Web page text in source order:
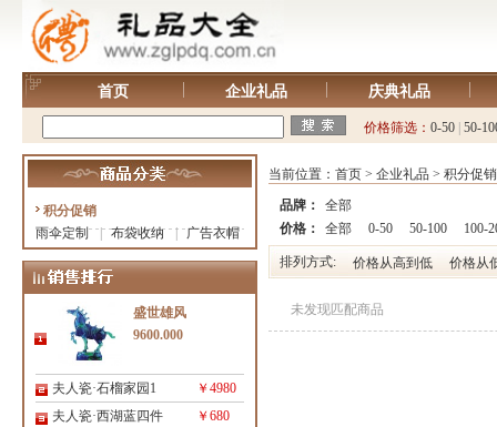
首页 企业礼品 庆典礼品
价格筛选： 0-50 50-
积分促销
雨伞定制
布袋收纳 | 广告衣帽
盛世雄风
9600.000
夫人瓷·石榴家园1
￥4980
夫人瓷·西湖蓝四件
￥680
当前位置： 首页 > 企业礼品 > 积分促销
品牌：
全部
价格：
全部 0-50 50-100 100-
排列方式: 价格从高到低 价格从
未发现匹配商品